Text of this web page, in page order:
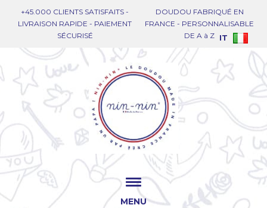
+45.000 CLIENTS SATISFAITS -
LIVRAISON RAPIDE - PAIEMENT
SÉCURISÉ
DOUDOU FABRIQUÉ EN
FRANCE - PERSONNALISABLE
DE A à Z IT
MENU